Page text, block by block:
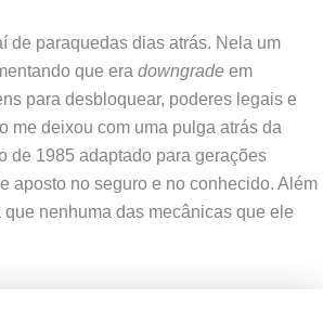
de paraquedas dias atrás. Nela um
que era downgrade em
para desbloquear, poderes legais e
me deixou com uma pulga atrás da
de 1985 adaptado para gerações
aposto no seguro e no conhecido. Além
nenhuma das mecânicas que ele